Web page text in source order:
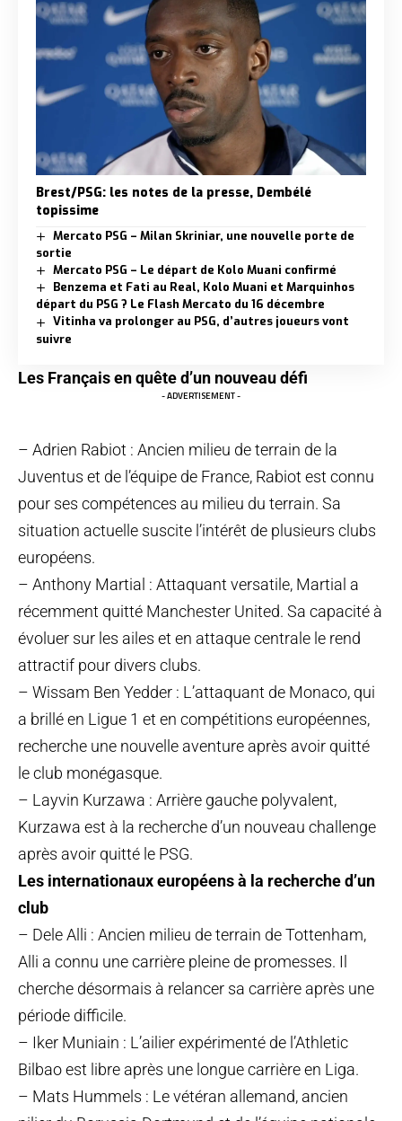
Brest/PSG: les notes de la presse, Dembélé
topissime
Mercato PSG – Milan Skriniar, une nouvelle porte de
sortie
Mercato PSG – Le départ de Kolo Muani confirmé
Benzema et Fati au Real, Kolo Muani et Marquinhos
départ du PSG ? Le Flash Mercato du 16 décembre
Vitinha va prolonger au PSG, d’autres joueurs vont
suivre
Les Français en quête d’un nouveau défi
- ADVERTISEMENT -
– Adrien Rabiot : Ancien milieu de terrain de la
Juventus et de l’équipe de France, Rabiot est connu
pour ses compétences au milieu du terrain. Sa
situation actuelle suscite l’intérêt de plusieurs clubs
européens.
– Anthony Martial : Attaquant versatile, Martial a
récemment quitté Manchester United. Sa capacité à
évoluer sur les ailes et en attaque centrale le rend
attractif pour divers clubs.
– Wissam Ben Yedder : L’attaquant de Monaco, qui
a brillé en Ligue 1 et en compétitions européennes,
recherche une nouvelle aventure après avoir quitté
le club monégasque.
– Layvin Kurzawa : Arrière gauche polyvalent,
Kurzawa est à la recherche d’un nouveau challenge
après avoir quitté le PSG.
Les internationaux européens à la recherche d’un
club
– Dele Alli : Ancien milieu de terrain de Tottenham,
Alli a connu une carrière pleine de promesses. Il
cherche désormais à relancer sa carrière après une
période difficile.
– Iker Muniain : L’ailier expérimenté de l’Athletic
Bilbao est libre après une longue carrière en Liga.
– Mats Hummels : Le vétéran allemand, ancien